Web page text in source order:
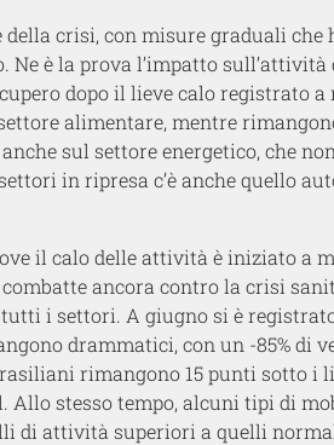
della crisi, con misure graduali
Ne è la prova l’impatto
dopo il lieve calo registrato
alimentare, mentre
sul settore energetico, che
in ripresa c’è anche quello
il calo delle attività è iniziato a
ancora contro la crisi
tutti i settori. A giugno si è
drammatici, con un -85% di
rimangono 15 punti sotto i
stesso tempo, alcuni tipi di
di attività superiori a quelli normali